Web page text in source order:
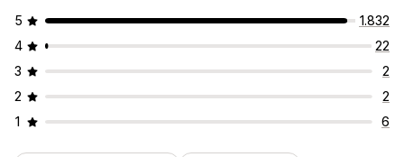
5
1.832
4
22
3
2
2
2
1
6